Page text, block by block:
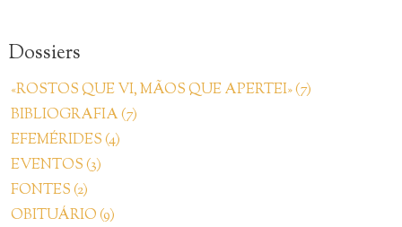
Dossiers
«ROSTOS QUE VI, MÃOS QUE APERTEI» (7)
BIBLIOGRAFIA (7)
EFEMÉRIDES (4)
EVENTOS (3)
FONTES (2)
OBITUÁRIO (9)